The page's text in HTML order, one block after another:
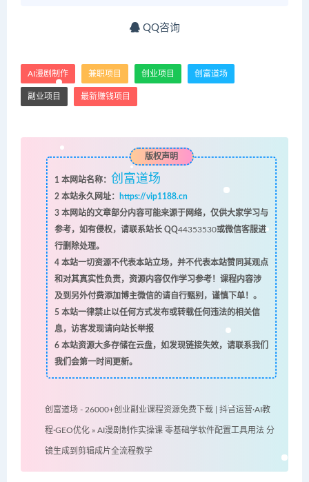
QQ咨询
AI漫剧制作 兼职项目 创业项目 创富道场
副业项目 最新赚钱项目
版权声明
1 本网站名称： 创富道场
2本站永久网址：
https://vip1188.cn
3本网站的文章部分内容可能来源于网络，仅供大家学习与
参考，如有侵权，请联系站长 QQ44353530或微信客服进
行删除处理。
4本站一切资源不代表本站立场，并不代表本站赞同其观点
和对其真实性负责，资源内容仅作学习参考！课程内容涉
及到另外付费添加博主微信的请自行甄别，谨慎下单！。
5本站一律禁止以任何方式发布或转载任何违法的相关信
息，访客发现请向站长举报
6本站资源大多存储在云盘，如发现链接失效，请联系我们
我们会第一时间更新。
创富道场 - 26000+创业副业课程资源免费下载 | 抖音运营·AI教
程·GEO优化 » AI漫剧制作实操课 零基础学软件配置工具用法 分
镜生成到剪辑成片全流程教学